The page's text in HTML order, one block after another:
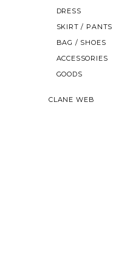
DRESS
SKIRT / PANTS
BAG / SHOES
ACCESSORIES
GOODS
CLANE WEB